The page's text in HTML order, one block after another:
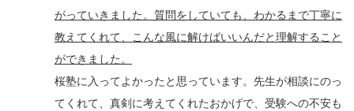
がっていきました。質問をしていても、わかるまで丁寧に
教えてくれて、こんな風に解けばいいんだと理解すること
ができました。
桜塾に入ってよかったと思っています。先生が相談にのっ
てくれて、真剣に考えてくれたおかげで、受験への不安も